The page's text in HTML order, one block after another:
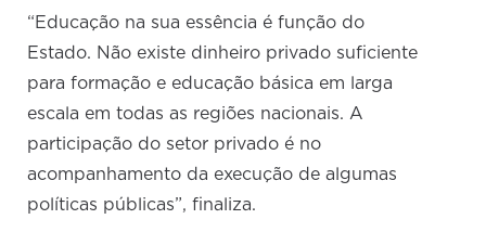
“Educação na sua essência é função do
Estado. Não existe dinheiro privado suficiente
para formação e educação básica em larga
escala em todas as regiões nacionais. A
participação do setor privado é no
acompanhamento da execução de algumas
políticas públicas”, finaliza.